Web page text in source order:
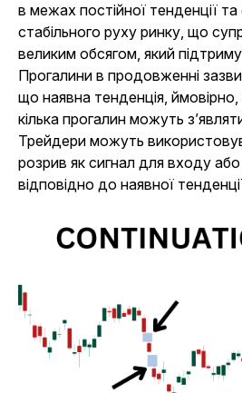
в межах постійної тенденції
стабільного руху ринку, що
великим обсягом, який
Прогалини в продовженні
що наявна тенденція, ймовірно,
кілька прогалин можуть
Трейдери можуть
розрив як сигнал для входу
відповідно до наявної